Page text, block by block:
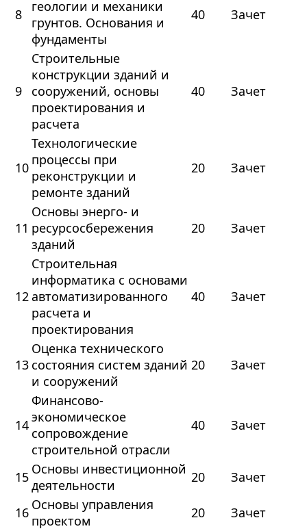
8
геологии и механики
грунтов. Основания и
фундаменты
40 Зачет
9
Строительные
конструкции зданий и
сооружений, основы
проектирования и
расчета
40 Зачет
10
Технологические
процессы при
реконструкции и
ремонте зданий
20 Зачет
11
Основы энерго- и
ресурсосбережения
зданий
20 Зачет
12
Строительная
информатика с основами
автоматизированного
расчета и
проектирования
40 Зачет
13
Оценка технического
состояния систем зданий
и сооружений
20 Зачет
14
Финансово-
экономическое
сопровождение
строительной отрасли
40 Зачет
15 Основы инвестиционной
деятельности
20 Зачет
16 Основы управления
проектом
20 Зачет